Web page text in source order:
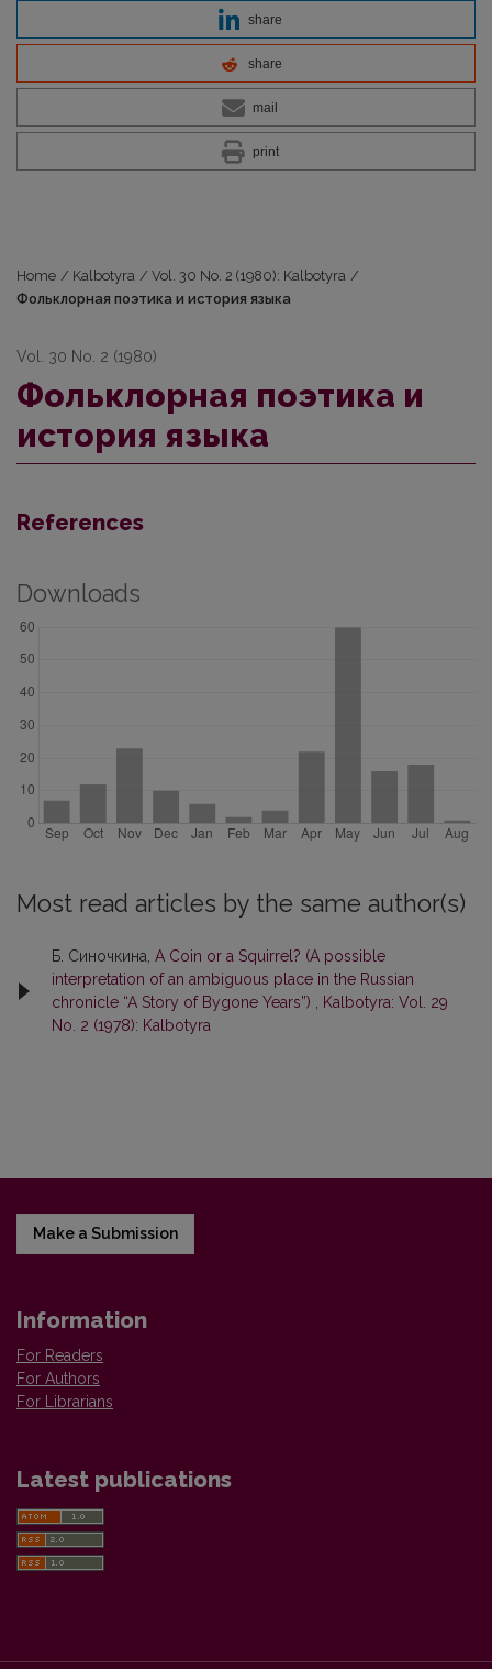
share
share
mail
print
Home / Kalbotyra / Vol. 30 No. 2 (1980): Kalbotyra /
Фольклорная поэтика и история языка
Vol. 30 No. 2 (1980)
Фольклорная поэтика и
история языка
References
Downloads
Most read articles by the same author(s)
Б. Синочкина, A Coin or a Squirrel? (A possible
interpretation of an ambiguous place in the Russian
chronicle “A Story of Bygone Years”)
Kalbotyra: Vol. 29
No. 2 (1978): Kalbotyra
Make a Submission
Information
For Readers
For Authors
For Librarians
Latest publications